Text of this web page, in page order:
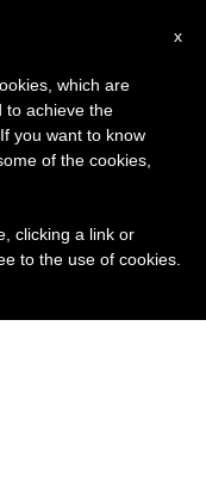
x
which are
to achieve the
you want to know
of the cookies,
clicking a link or
to the use of cookies.